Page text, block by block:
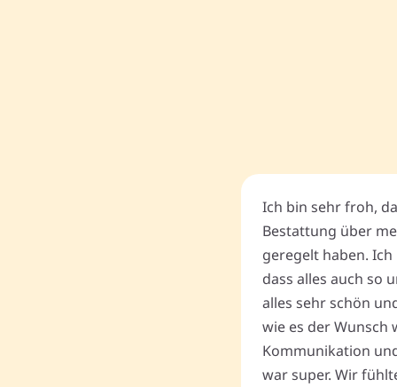
Ich bin sehr froh,
Bestattung über
geregelt haben.
dass alles auch so
alles sehr schön
wie es der Wunsch
Kommunikation
war super. Wir